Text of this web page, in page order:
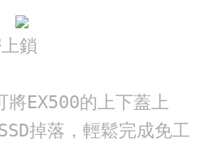
鎖
將EX500的上下蓋上
掉落，輕鬆完成免工